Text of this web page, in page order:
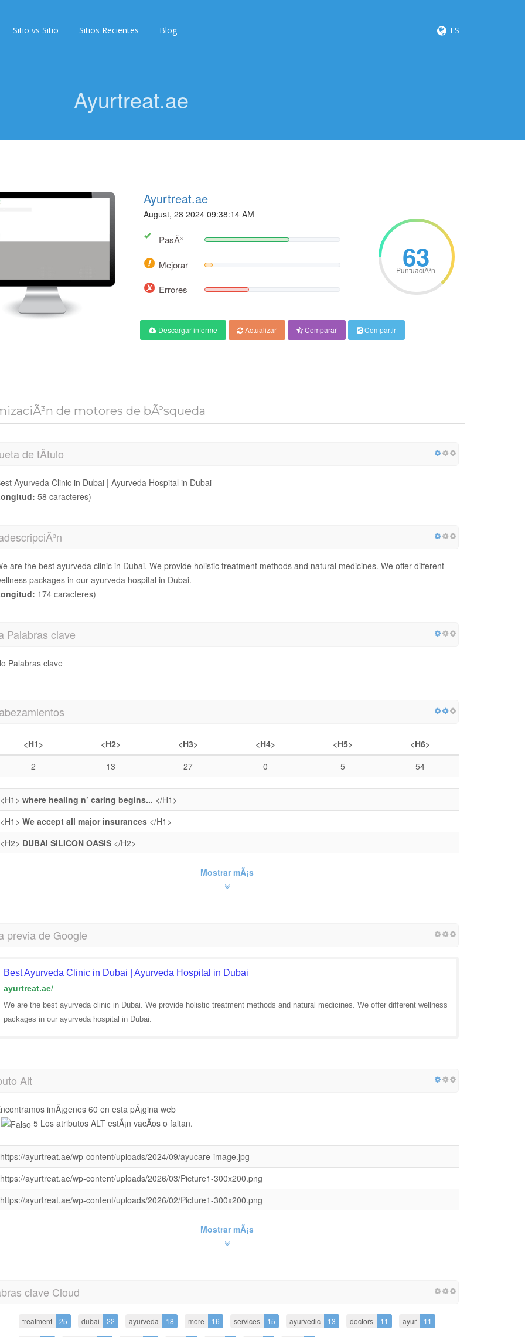
Sitio vs Sitio Sitios Recientes Blog ES
Ayurtreat.ae
Ayurtreat.ae
August, 28 2024 09:38:14 AM
PasÃ³
Mejorar
Errores
63
PuntuaciÃ³n
Descargar informe Actualizar Comparar Compartir
de motores de bÃºsqueda
de tÃ­tulo
Ayurveda Clinic in Dubai | Ayurveda Hospital in Dubai
58 caracteres)
are the best ayurveda clinic in Dubai. We provide holistic treatment methods and natural medicines. We offer different
packages in our ayurveda hospital in Dubai.
174 caracteres)
Palabras clave
Palabras clave
<H1> <H2> <H3> <H4> <H5>
<H6>
2
13 27 0 5 54
<H1> where healing n’ caring begins... </H1>
<H1> We accept all major insurances</H1>
<H2> DUBAI SILICON OASIS </H2>
Mostrar mÃ¡s
previa de Google
Best Ayurveda Clinic in Dubai | Ayurveda Hospital in Dubai
ayurtreat.ae/
We are the best ayurveda clinic in Dubai. We provide holistic treatment methods and natural medicines. We offer different wellness
packages in our ayurveda hospital in Dubai.
Alt
imÃ¡genes 60 en esta pÃ¡gina web
5 Los atributos ALT estÃ¡n vacÃ­os o faltan.
https://ayurtreat.ae/wp-content/uploads/2024/09/ayucare-image.jpg
https://ayurtreat.ae/wp-content/uploads/2026/03/Picture1-300x200.png
https://ayurtreat.ae/wp-content/uploads/2026/02/Picture1-300x200.png
Mostrar mÃ¡s
clave Cloud
treatment 25 dubai 22 ayurveda 18 more 16 services 15 ayurvedic 13 doctors 11 ayur 11